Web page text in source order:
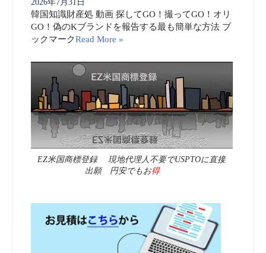
2026年7月31日
韓国知識財産処 動画 探してGO！撮ってGO！オリ
GO！偽のKブランドを報告する最も簡単な方法 ブ
ックマークRead More »
EZ米国商標登録 現地代理人不要でUSPTOに直接
出願 円安でもお得